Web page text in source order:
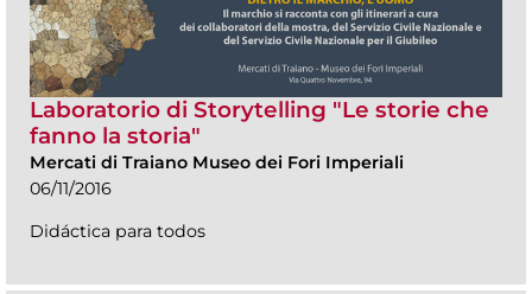
Laboratorio di Storytelling "Le storie che
fanno la storia"
Mercati di Traiano Museo dei Fori Imperiali
06/11/2016
Didáctica para todos